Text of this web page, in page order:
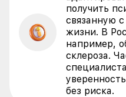
получить
связанную
жизни. В
например,
склероза.
без риска.